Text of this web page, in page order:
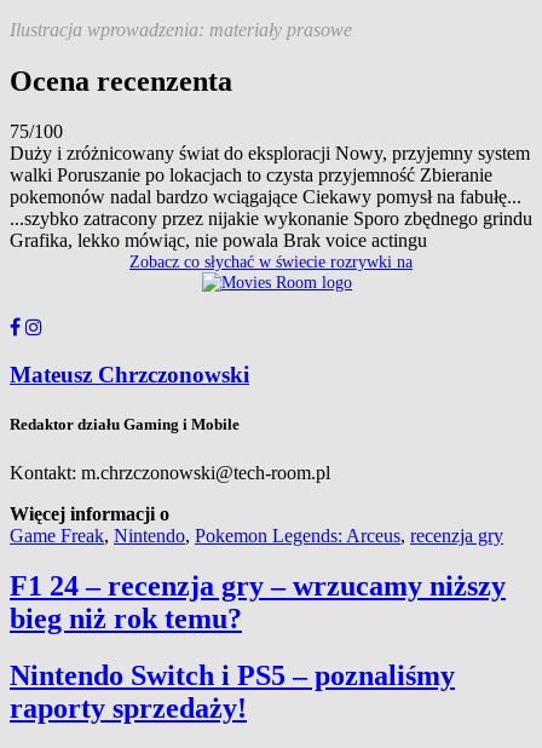
Ilustracja wprowadzenia: materiały prasowe
Ocena recenzenta
75/100
Duży i zróżnicowany świat do eksploracji Nowy, przyjemny system
walki Poruszanie po lokacjach to czysta przyjemność Zbieranie
pokemonów nadal bardzo wciągające Ciekawy pomysł na fabułę...
...szybko zatracony przez nijakie wykonanie Sporo zbędnego grindu
Grafika, lekko mówiąc, nie powala Brak voice actingu
Zobacz co słychać w świecie rozrywki na
Mateusz Chrzczonowski
Redaktor działu Gaming i Mobile
Kontakt: m.chrzczonowski@tech-room.pl
Więcej informacji o
Game Freak, Nintendo, Pokemon Legends: Arceus, recenzja gry
F1 24 – recenzja gry – wrzucamy niższy
bieg niż rok temu?
Nintendo Switch i PS5 – poznaliśmy
raporty sprzedaży!